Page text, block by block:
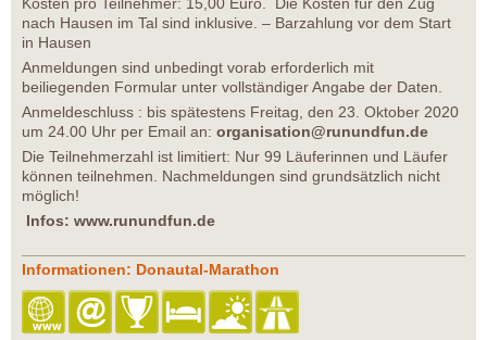
nach Hausen im Tal sind inklusive. – Barzahlung vor dem Start
in Hausen
Anmeldungen sind unbedingt vorab erforderlich mit
beiliegenden Formular unter vollständiger Angabe der Daten.
Anmeldeschluss : bis spätestens Freitag, den 23. Oktober 2020
um 24.00 Uhr per Email an: organisation@runundfun.de
Die Teilnehmerzahl ist limitiert: Nur 99 Läuferinnen und Läufer
können teilnehmen. Nachmeldungen sind grundsätzlich nicht
möglich!
Infos: www.runundfun.de
Informationen: Donautal-Marathon